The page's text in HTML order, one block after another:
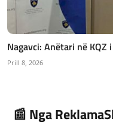
Nagavci: Anëtari në KQZ
Prill 8, 2026
📰 Nga